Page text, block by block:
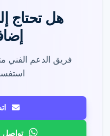
هل تحتاج
فريق الدعم الفني
تواصل